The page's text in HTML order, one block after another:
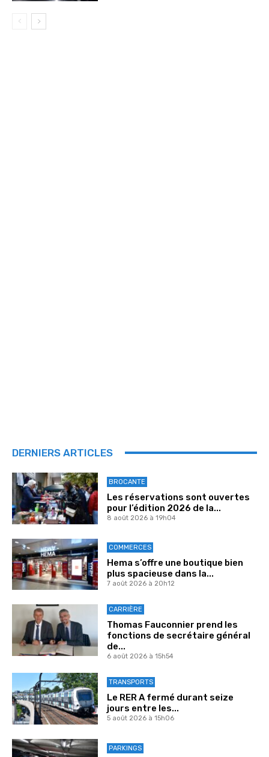
DERNIERS ARTICLES
BROCANTE
Les réservations sont ouvertes
pour l’édition 2026 de la...
8 août 2026 à 19h04
COMMERCES
Hema s’offre une boutique bien
plus spacieuse dans la...
7 août 2026 à 20h12
CARRIÈRE
Thomas Fauconnier prend les
fonctions de secrétaire général
de...
6 août 2026 à 15h54
TRANSPORTS
Le RER A fermé durant seize
jours entre les...
5 août 2026 à 15h06
PARKINGS